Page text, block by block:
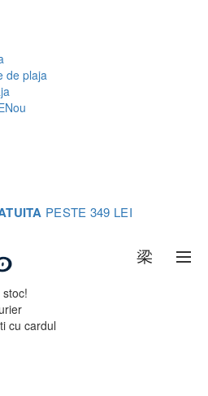
de plaja
Nou
PESTE 349 LEI
cu cardul